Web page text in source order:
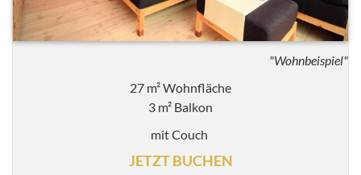
"Wohnbeispiel"
27 m² Wohnfläche
3 m² Balkon
mit Couch
JETZT BUCHEN